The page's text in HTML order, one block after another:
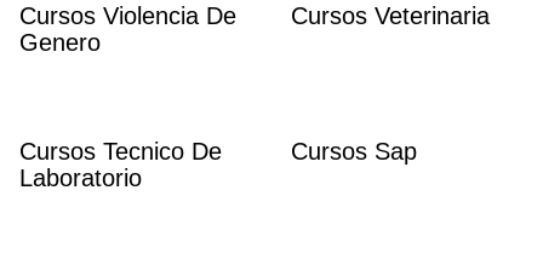
Cursos Violencia De
Genero
Cursos Veterinaria
Cursos Tecnico De
Laboratorio
Cursos Sap